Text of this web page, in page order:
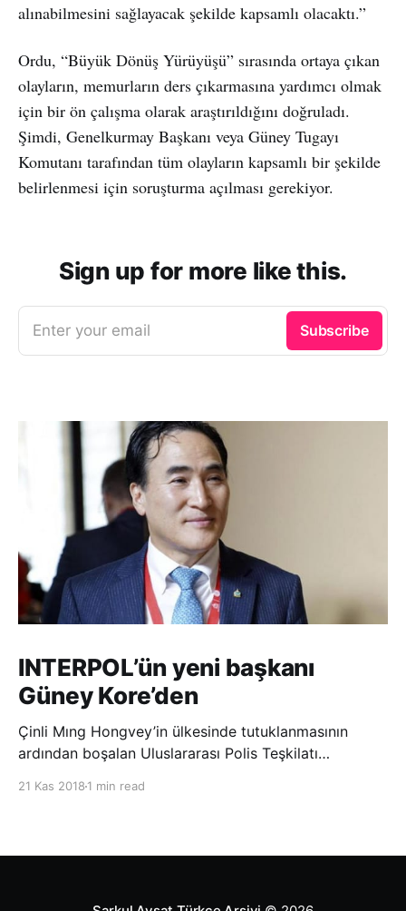
alınabilmesini sağlayacak şekilde kapsamlı olacaktı.”
Ordu, “Büyük Dönüş Yürüyüşü” sırasında ortaya çıkan
olayların, memurların ders çıkarmasına yardımcı olmak
için bir ön çalışma olarak araştırıldığını doğruladı.
Şimdi, Genelkurmay Başkanı veya Güney Tugayı
Komutanı tarafından tüm olayların kapsamlı bir şekilde
belirlenmesi için soruşturma açılması gerekiyor.
Sign up for more like this.
Enter your email Subscribe
INTERPOL’ün yeni başkanı
Güney Kore’den
Çinli Mıng Hongvey’in ülkesinde tutuklanmasının
ardından boşalan Uluslararası Polis Teşkilatı
21 Kas 2018 1 min read